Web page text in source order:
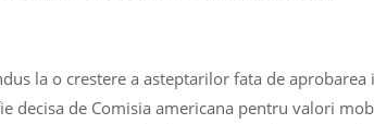
la o crestere a asteptarilor fata de aprobarea
decisa de Comisia americana pentru valori